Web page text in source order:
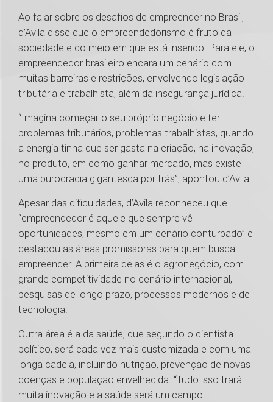
Ao falar sobre os desafios de empreender no Brasil,
d’Avila disse que o empreendedorismo é fruto da
sociedade e do meio em que está inserido. Para ele, o
empreendedor brasileiro encara um cenário com
muitas barreiras e restrições, envolvendo legislação
tributária e trabalhista, além da insegurança jurídica.
“Imagina começar o seu próprio negócio e ter
problemas tributários, problemas trabalhistas, quando
a energia tinha que ser gasta na criação, na inovação,
no produto, em como ganhar mercado, mas existe
uma burocracia gigantesca por trás”, apontou d’Avila.
Apesar das dificuldades, d’Avila reconheceu que
“empreendedor é aquele que sempre vê
oportunidades, mesmo em um cenário conturbado” e
destacou as áreas promissoras para quem busca
empreender. A primeira delas é o agronegócio, com
grande competitividade no cenário internacional,
pesquisas de longo prazo, processos modernos e de
tecnologia.
Outra área é a da saúde, que segundo o cientista
político, será cada vez mais customizada e com uma
longa cadeia, incluindo nutrição, prevenção de novas
doenças e população envelhecida. “Tudo isso trará
muita inovação e a saúde será um campo